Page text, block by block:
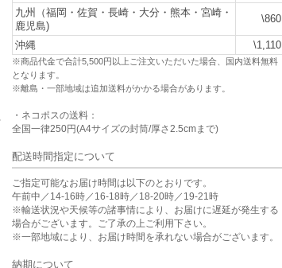
九州（福岡・佐賀・長崎・大分・熊本・宮崎・
鹿児島)
\860
沖縄 \1,110
※商品代金で合計5,500円以上ご注文いただいた場合、国内送料無料
となります。
※離島・一部地域は追加送料がかかる場合があります。
・ネコポスの送料：
全国一律250円(A4サイズの封筒/厚さ2.5cmまで)
配送時間指定について
ご指定可能なお届け時間は以下のとおりです。
午前中／14-16時／16-18時／18-20時／19-21時
※輸送状況や天候等の諸事情により、お届けに遅延が発生する
場合がございます。ご了承の上ご利用下さい。
※一部地域により、お届け時間を承れない場合がございます。
納期について